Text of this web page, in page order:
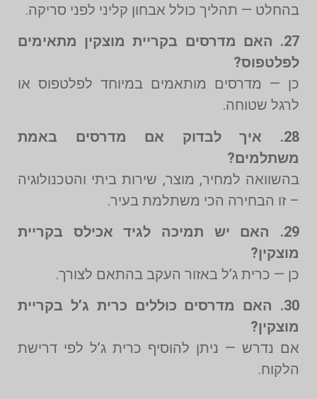
בהחלט — תהליך כולל אבחון קליני לפני סריקה.
27. האם מדרסים בקריית מוצקין מתאימים
לפלטפוס?
כן — מדרסים מותאמים במיוחד לפלטפוס או
לרגל שטוחה.
28. איך לבדוק אם מדרסים באמת
משתלמים?
בהשוואה למחיר, מוצר, שירות ביתי והטכנולוגיה
– זו הבחירה הכי משתלמת בעיר.
29. האם יש תמיכה לגיד אכילס בקריית
מוצקין?
כן — כרית ג’ל באזור העקב בהתאם לצורך.
30. האם מדרסים כוללים כרית ג’ל בקריית
מוצקין?
אם נדרש — ניתן להוסיף כרית ג’ל לפי דרישת
הלקוח.